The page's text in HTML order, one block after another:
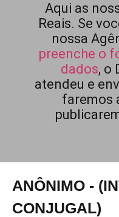
Aqui as
Reais. Se
nossa
preenche o
dados, o
atendeu e
faremos
ANÔNIMO -
CONJUGAL)